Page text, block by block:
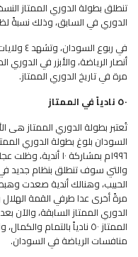
الدوري في السابق، وذلك نسبةً
في
أنصار الرياضة، والأبزر في الدوري
مرة في تاريخ الدوري الممتاز.
٥٠ نادياً في الممتاز
تُعتبر بطولة الدوري الممتاز هى
السودان بلوغ بطولة الدوري
والتي سوف تنطلق بنظام جديد
الحبيب، وهنالك أندية صعدت
مرةً أخرى عدا طرفي القمة
الدوري الممتاز السابقة، والآن
الممتاز ٥٠ نادياً
منافسات الرياضة في السودان.